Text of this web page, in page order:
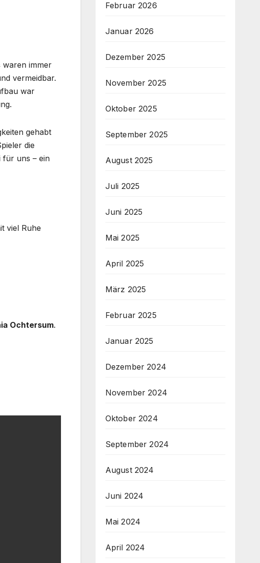
waren immer
vermeidbar.
war
gehabt
die
für uns – ein
viel Ruhe
Ochtersum.
Februar 2026
Januar 2026
Dezember 2025
November 2025
Oktober 2025
September 2025
August 2025
Juli 2025
Juni 2025
Mai 2025
April 2025
März 2025
Februar 2025
Januar 2025
Dezember 2024
November 2024
Oktober 2024
September 2024
August 2024
Juni 2024
Mai 2024
April 2024